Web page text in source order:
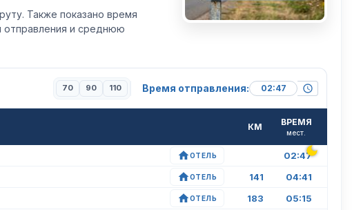
Также показано время
отправления и среднюю
70 90 110 Время отправления:
КМ ВРЕМЯ
мест.
ОТЕЛЬ 02:47
ОТЕЛЬ 141 04:41
ОТЕЛЬ 183 05:15